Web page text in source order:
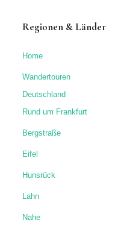
Regionen & Länder
Home
Wandertouren
Deutschland
Rund um Frankfurt
Bergstraße
Eifel
Hunsrück
Lahn
Nahe